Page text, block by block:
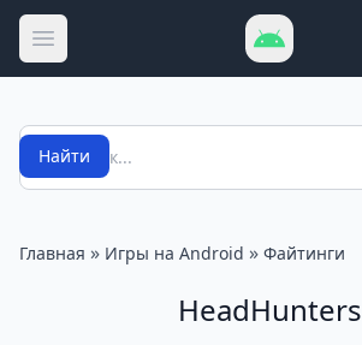
Открыть меню
Поиск
Найти
Главная » Игры на Android » Файтинги
HeadHunters